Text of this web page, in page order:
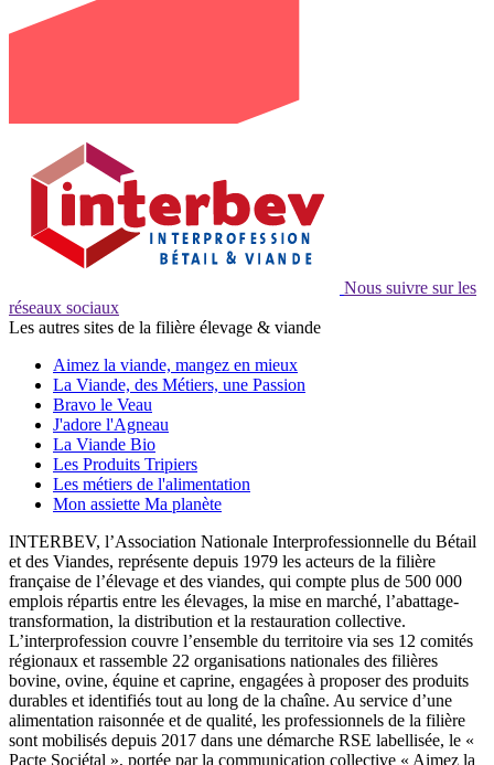
Nous suivre sur les
réseaux sociaux
Les autres sites de la filière élevage & viande
Aimez la viande, mangez en mieux
La Viande, des Métiers, une Passion
Bravo le Veau
J'adore l'Agneau
La Viande Bio
Les Produits Tripiers
Les métiers de l'alimentation
Mon assiette Ma planète
INTERBEV, l’Association Nationale Interprofessionnelle du Bétail
et des Viandes, représente depuis 1979 les acteurs de la filière
française de l’élevage et des viandes, qui compte plus de 500 000
emplois répartis entre les élevages, la mise en marché, l’abattage-
transformation, la distribution et la restauration collective.
L’interprofession couvre l’ensemble du territoire via ses 12 comités
régionaux et rassemble 22 organisations nationales des filières
bovine, ovine, équine et caprine, engagées à proposer des produits
durables et identifiés tout au long de la chaîne. Au service d’une
alimentation raisonnée et de qualité, les professionnels de la filière
sont mobilisés depuis 2017 dans une démarche RSE labellisée, le «
Pacte Sociétal », portée par la communication collective « Aimez la